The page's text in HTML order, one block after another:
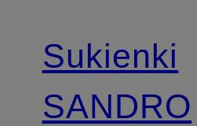
Sukienki
SANDRO